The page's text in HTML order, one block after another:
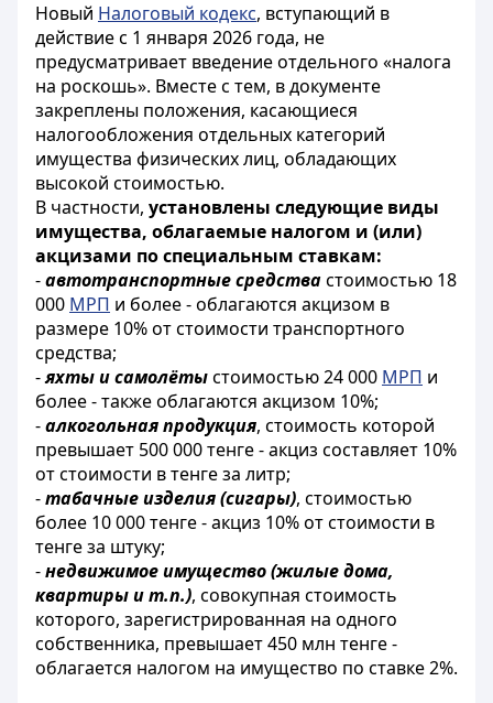
Новый Налоговый кодекс, вступающий в
действие с 1 января 2026 года, не
предусматривает введение отдельного «налога
на роскошь». Вместе с тем, в документе
закреплены положения, касающиеся
налогообложения отдельных категорий
имущества физических лиц, обладающих
высокой стоимостью.
В частности, установлены следующие виды
имущества, облагаемые налогом и (или)
акцизами по специальным ставкам:
-автотранспортные средствастоимостью 18
000 МРП и более - облагаются акцизом в
размере 10% от стоимости транспортного
средства;
-яхты и самолётыстоимостью 24 000 МРП и
более - также облагаются акцизом 10%;
-алкогольная продукция, стоимость которой
превышает 500 000 тенге - акциз составляет 10%
от стоимости в тенге за литр;
-табачные изделия (сигары), стоимостью
более 10 000 тенге - акциз 10% от стоимости в
тенге за штуку;
-недвижимое имущество (жилые дома,
квартиры и т.п.), совокупная стоимость
которого, зарегистрированная на одного
собственника, превышает 450 млн тенге -
облагается налогом на имущество по ставке 2%.